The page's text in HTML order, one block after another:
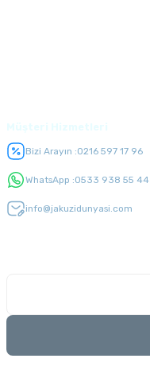
Bizi Arayın :0216 597 17 96
WhatsApp :0533 938 55 44
info@jakuzidunyasi.com